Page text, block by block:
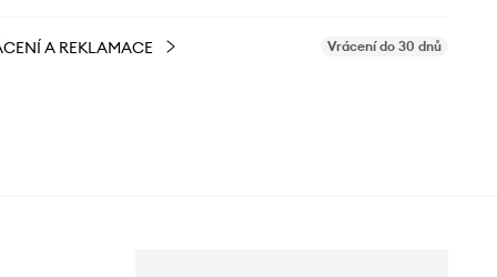
A REKLAMACE Vrácení do 30 dnů